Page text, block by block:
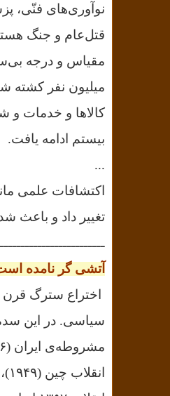
نوآوری‌های فنّی،
قتل‌عام و جنگ
میلیون نفر کشته
کالاها و خدمات و
بیستم ادامه یافت.
...
اکتشافات علمی
تغییر داد و باعث
آتشی گر نامده
اختراع سترگ قرن